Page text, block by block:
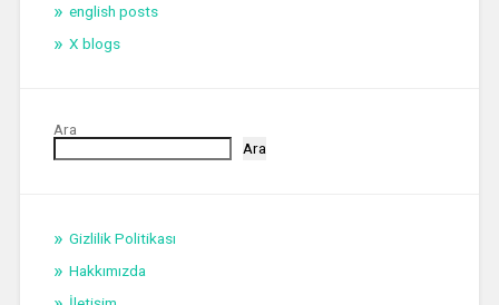
english posts
X blogs
Ara
Ara
Gizlilik Politikası
Hakkımızda